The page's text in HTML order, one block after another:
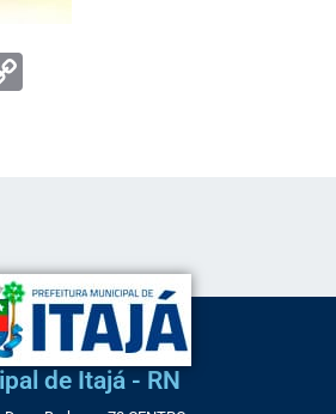
de Itajá - RN